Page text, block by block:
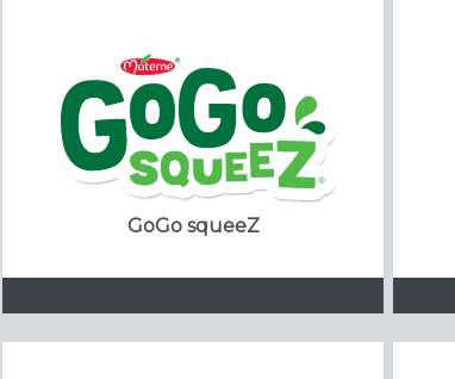
GoGo squeeZ